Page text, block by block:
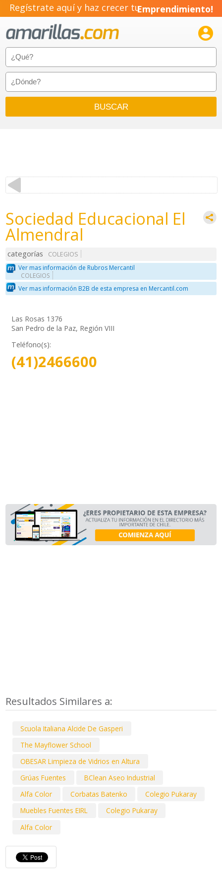
Regístrate aquí y haz crecer tuEmprendimiento!

Sociedad Educacional El
Almendral
categorías
COLEGIOS
Ver mas información de Rubros Mercantil
COLEGIOS
Ver mas información B2B de esta empresa en Mercantil.com
Las Rosas 1376
San Pedro de la Paz, Región VIII
Teléfono(s):
(41)2466600
Resultados Similares a:
Scuola Italiana Alcide De Gasperi
The Mayflower School
OBESAR Limpieza de Vidrios en Altura
Grúas Fuentes
BClean Aseo Industrial
Alfa Color
Corbatas Batenko
Colegio Pukaray
Muebles Fuentes EIRL
Colegio Pukaray
Alfa Color